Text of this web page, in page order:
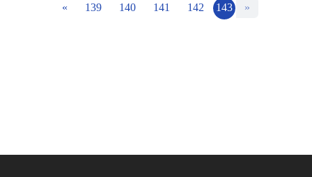
« 139 140 141 142 143 »